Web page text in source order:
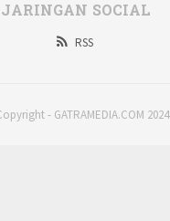
JARINGAN SOCIAL
RSS
- GATRAMEDIA.COM 2024